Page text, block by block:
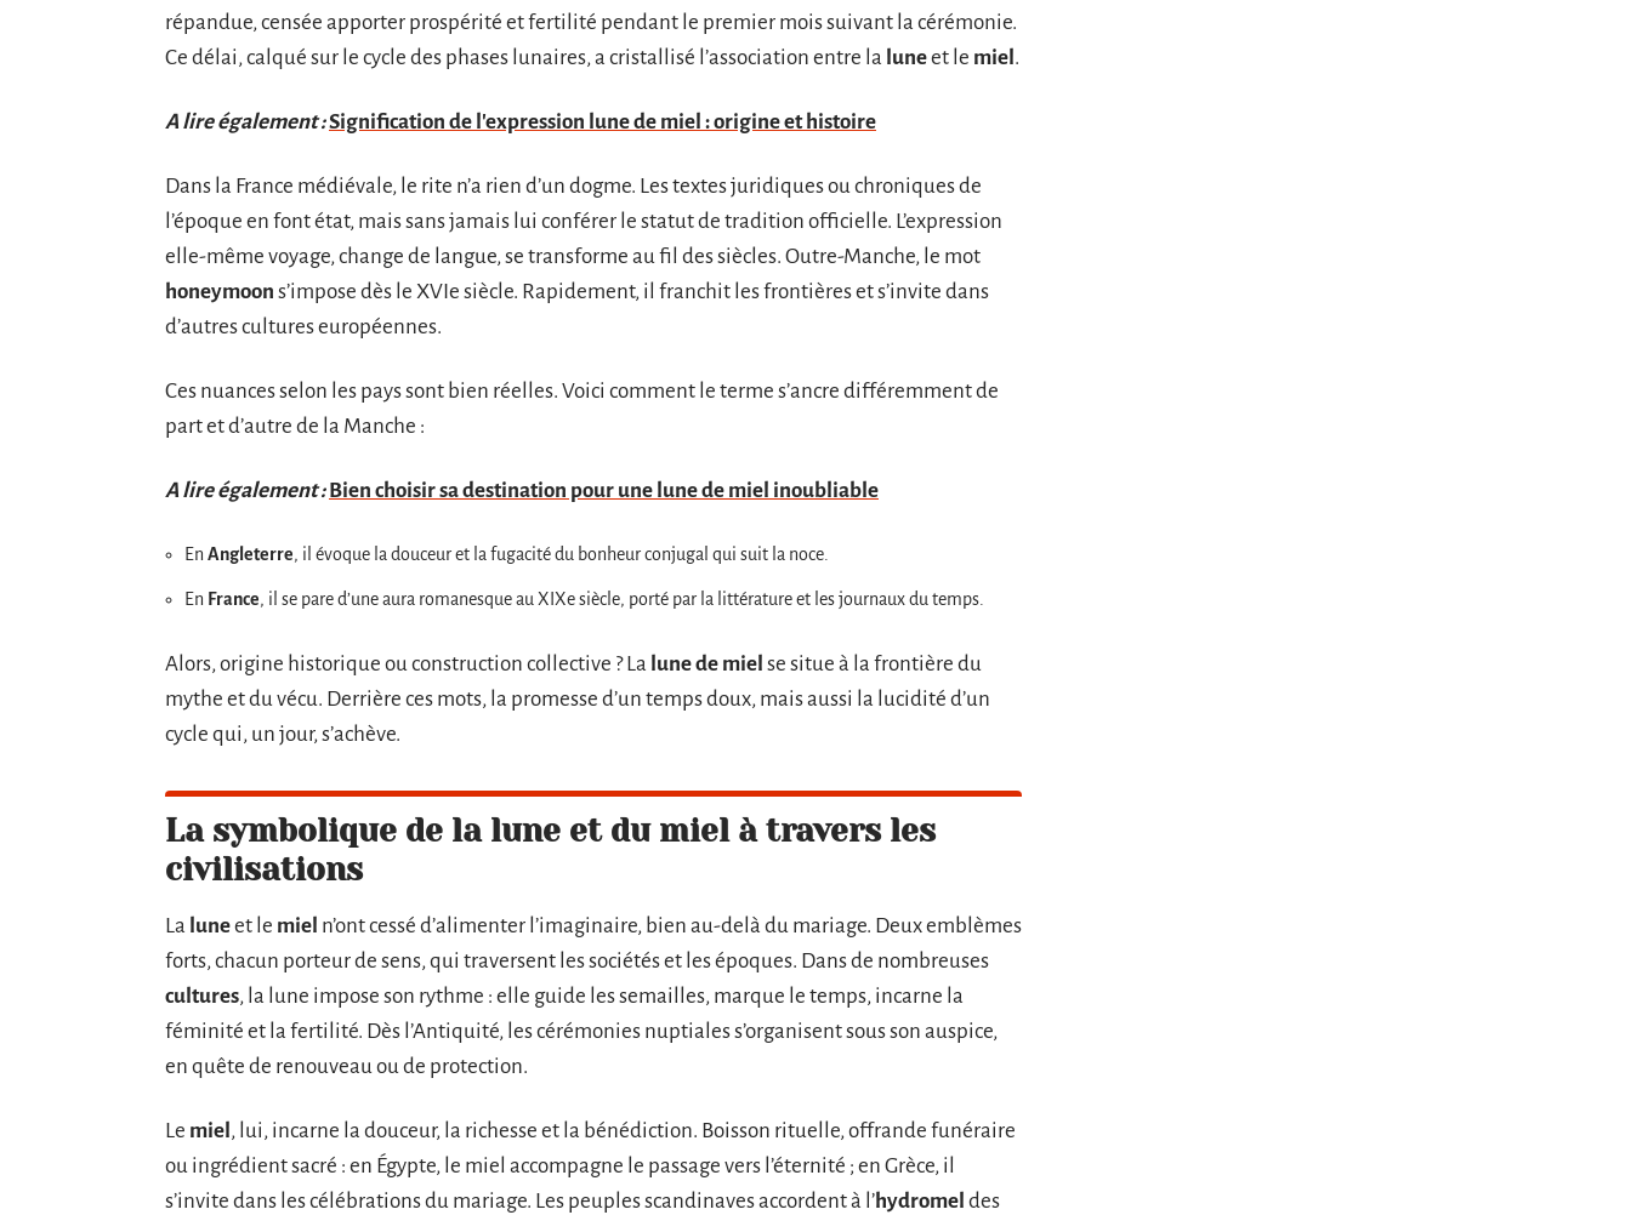
répandue, censée apporter prospérité et fertilité pendant le premier mois suivant la cérémonie.
Ce délai, calqué sur le cycle des phases lunaires, a cristallisé l’association entre la luneet le miel.
A lire également :Signification de l'expression lune de miel : origine et histoire
Dans la France médiévale, le rite n’a rien d’un dogme. Les textes juridiques ou chroniques de
l’époque en font état, mais sans jamais lui conférer le statut de tradition officielle. L’expression
elle-même voyage, change de langue, se transforme au fil des siècles. Outre-Manche, le mot
honeymoon s’impose dès le XVIe siècle. Rapidement, il franchit les frontières et s’invite dans
d’autres cultures européennes.
Ces nuances selon les pays sont bien réelles. Voici comment le terme s’ancre différemment de
part et d’autre de la Manche :
A lire également : Bien choisir sa destination pour une lune de miel inoubliable
En Angleterre, il évoque la douceur et la fugacité du bonheur conjugal qui suit la noce.
En France, il se pare d’une aura romanesque au XIXe siècle, porté par la littérature et les journaux du temps.
Alors, origine historique ou construction collective ? La lune de miel se situe à la frontière du
mythe et du vécu. Derrière ces mots, la promesse d’un temps doux, mais aussi la lucidité d’un
cycle qui, un jour, s’achève.
La symbolique de la lune et du miel à travers les
civilisations
La luneet le miel n’ont cessé d’alimenter l’imaginaire, bien au-delà du mariage. Deux emblèmes
forts, chacun porteur de sens, qui traversent les sociétés et les époques. Dans de nombreuses
cultures, la lune impose son rythme : elle guide les semailles, marque le temps, incarne la
féminité et la fertilité. Dès l’Antiquité, les cérémonies nuptiales s’organisent sous son auspice,
en quête de renouveau ou de protection.
Le miel, lui, incarne la douceur, la richesse et la bénédiction. Boisson rituelle, offrande funéraire
ou ingrédient sacré : en Égypte, le miel accompagne le passage vers l’éternité ; en Grèce, il
s’invite dans les célébrations du mariage. Les peuples scandinaves accordent à l’hydromel des